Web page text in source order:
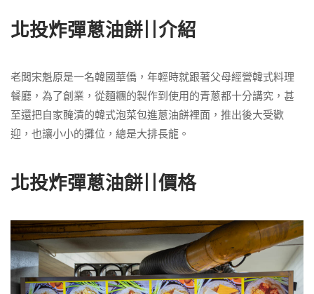
北投炸彈蔥油餅||介紹
老闆宋魁原是一名韓國華僑，年輕時就跟著父母經營韓式料理
餐廳，為了創業，從麵糰的製作到使用的青蔥都十分講究，甚
至還把自家醃漬的韓式泡菜包進蔥油餅裡面，推出後大受歡
迎，也讓小小的攤位，總是大排長龍。
北投炸彈蔥油餅||價格